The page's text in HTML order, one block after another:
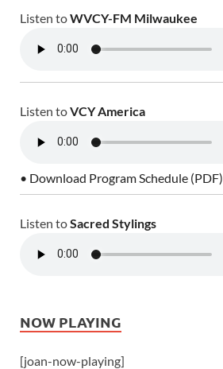
Listen toWVCY-FM Milwaukee
Listen toVCY America
• Download Program Schedule (PDF)
Listen toSacred Stylings
NOW PLAYING
[joan-now-playing]